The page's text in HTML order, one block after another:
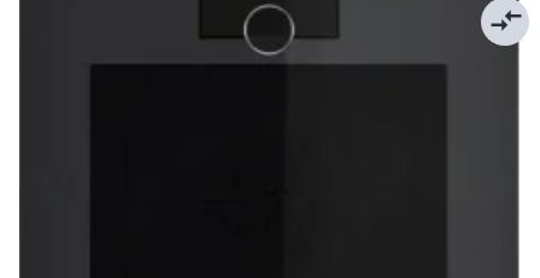
compare_arrows